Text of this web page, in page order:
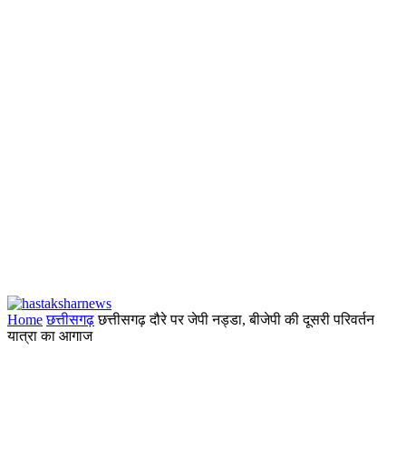
Home छत्तीसगढ़ छत्तीसगढ़ दौरे पर जेपी नड्डा, बीजेपी की दूसरी परिवर्तन
यात्रा का आगाज